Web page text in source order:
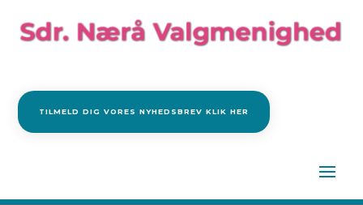
TILMELD DIG VORES NYHEDSBREV KLIK HER